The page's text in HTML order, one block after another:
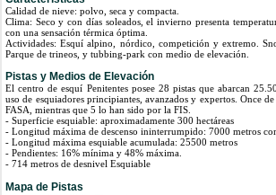
Calidad de nieve: polvo, seca y compacta.
Clima: Seco y con días soleados, el invierno presenta
con una sensación térmica óptima.
Actividades: Esquí alpino, nórdico, competición y extremo.
Parque de trineos, y tubbing-park con medio de elevación.
Pistas y Medios de Elevación
El centro de esquí Penitentes posee 28 pistas que abarcan
uso de esquiadores principiantes, avanzados y expertos. Once
FASA, mientras que 5 lo han sido por la FIS.
- Superficie esquiable: aproximadamente 300 hectáreas
- Longitud máxima de descenso ininterrumpido: 7000 metros
- Longitud máxima esquiable acumulada: 25500 metros
- Pendientes: 16% mínima y 48% máxima.
- 714 metros de desnivel Esquiable
Mapa de Pistas